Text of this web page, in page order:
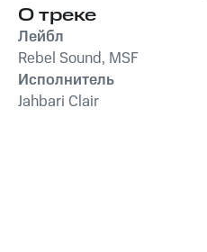
О треке
Лейбл
Rebel Sound, MSF
Исполнитель
Jahbari Clair